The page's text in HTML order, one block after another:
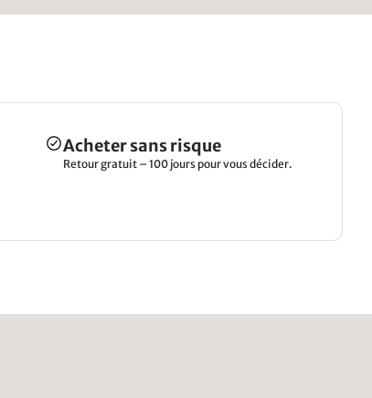
Acheter sans risque
Retour gratuit – 100 jours pour vous décider.